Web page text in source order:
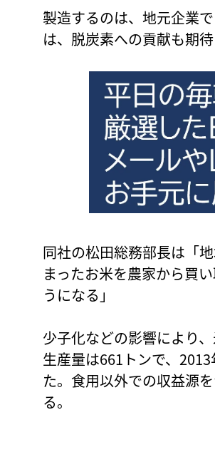
製造するのは、地元企業
は、脱炭素への貢献も期
同社の松田総務部長は「
まったお米を農家から買
うになる」
少子化などの影響により
生産量は661トンで、
た。食用以外での収益源
る。